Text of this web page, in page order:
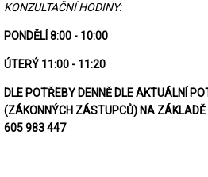
KONZULTAČNÍ HODINY:
PONDĚLÍ 8:00 - 10:00
ÚTERÝ 11:00 - 11:20
DLE POTŘEBY DENNĚ DLE AKTUÁLNÍ
(ZÁKONNÝCH ZÁSTUPCŮ) NA ZÁKLADĚ
605 983 447